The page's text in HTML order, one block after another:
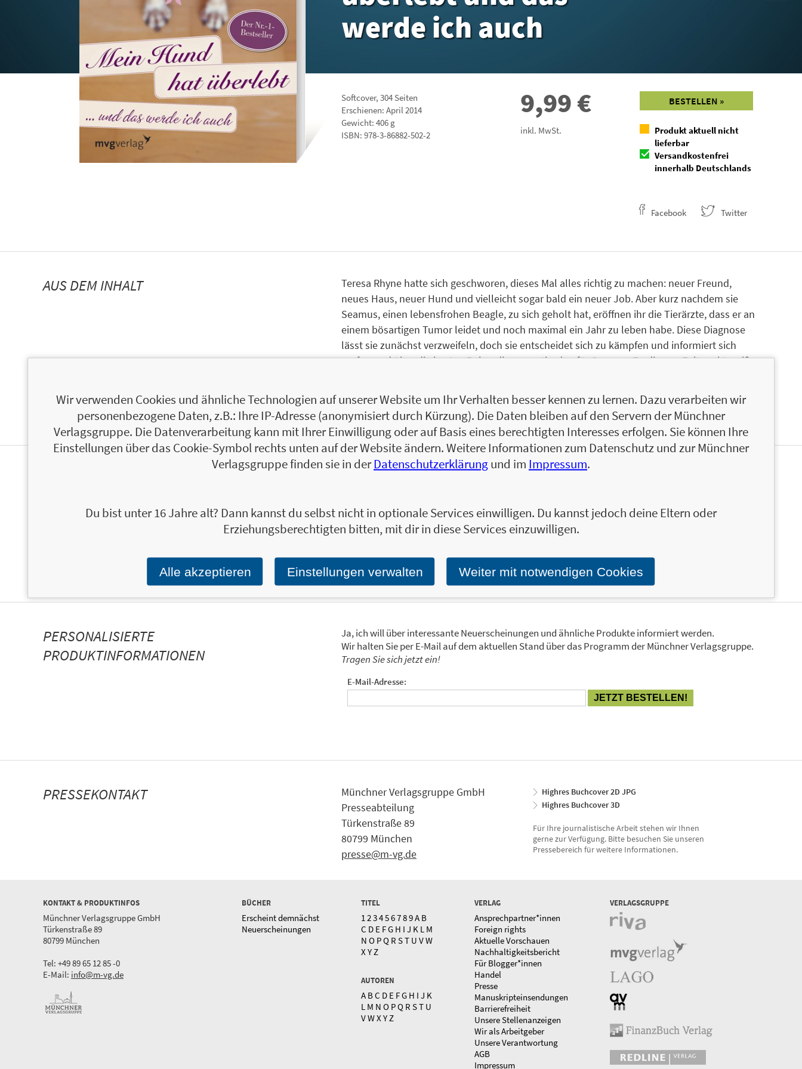
werde ich auch
Softcover, 304 Seiten
Erschienen: April 2014
Gewicht: 406 g
ISBN: 978-3-86882-502-2
9,99€
inkl. MwSt.
BESTELLEN »
Produkt aktuell nicht
lieferbar
Versandkostenfrei
innerhalb Deutschlands
Facebook Twitter
AUS DEM INHALT
Teresa Rhyne hatte sich geschworen, dieses Mal alles richtig zu machen: neuer Freund,
neues Haus, neuer Hund und vielleicht sogar bald ein neuer Job. Aber kurz nachdem sie
Seamus, einen lebensfrohen Beagle, zu sich geholt hat, eröffnen ihr die Tierärzte, dass er an
einem bösartigen Tumor leidet und noch maximal ein Jahr zu leben habe. Diese Diagnose
lässt sie zunächst verzweifeln, doch sie entscheidet sich zu kämpfen und informiert sich
umfassend über die besten Behandlungsmethoden für Seamus. Zu diesem Zeitpunkt weiß
die Diagnose Brustkrebs. Mein Hund hat überlebt und das werde ich auch ist eine
herzerwärmende Geschichte, die aufrüttelt, unterhält und Betroffenen Mut macht.
Lumpektomie, gefolgt von vier Chemotherapien und 36 Bestrahlungen. Seitdem ist sie
krebsfrei. Sie lebt mit ihrem Freund Chris in der Nähe von Los Angeles in einem Haus, das
ganz unter der Kontrolle ihres Beagles SEAMUS steht.
PERSONALISIERTE
PRODUKTINFORMATIONEN
Ja, ich will über interessante Neuerscheinungen und ähnliche Produkte informiert werden.
Wir halten Sie per E-Mail auf dem aktuellen Stand über das Programm der Münchner Verlagsgruppe.
Tragen Sie sich jetzt ein!
E-Mail-Adresse:
PRESSEKONTAKT
Münchner Verlagsgruppe GmbH
Presseabteilung
Türkenstraße 89
80799 München
presse@m-vg.de
Highres Buchcover 2D JPG
Highres Buchcover 3D
Für Ihre journalistische Arbeit stehen wir Ihnen
gerne zur Verfügung. Bitte besuchen Sie unseren
Pressebereich für weitere Informationen.
KONTAKT & PRODUKTINFOS
Münchner Verlagsgruppe GmbH
Türkenstraße 89
80799 München
Tel: +49 89 65 12 85 -0
E-Mail: info@m-vg.de
BÜCHER
Erscheint demnächst
Neuerscheinungen
TITEL
1 23456789A B
C D E FG H I J K L M
N O PQ R ST U VW
X Y Z
AUTOREN
A BC D E FG H I J K
L M N O PQ R ST U
VWX Y Z
VERLAG
Ansprechpartner*innen
Foreign rights
Aktuelle Vorschauen
Nachhaltigkeitsbericht
Für Blogger*innen
Handel
Presse
Manuskripteinsendungen
Barrierefreiheit
Unsere Stellenanzeigen
Wir als Arbeitgeber
Unsere Verantwortung
AGB
Impressum
VERLAGSGRUPPE
Wir verwenden Cookies und ähnliche Technologien auf unserer Website um Ihr Verhalten besser kennen zu lernen. Dazu verarbeiten wir
personenbezogene Daten, z.B.: Ihre IP-Adresse (anonymisiert durch Kürzung). Die Daten bleiben auf den Servern der Münchner
Verlagsgruppe. Die Datenverarbeitung kann mit Ihrer Einwilligung oder auf Basis eines berechtigten Interesses erfolgen. Sie können Ihre
Einstellungen über das Cookie-Symbol rechts unten auf der Website ändern. Weitere Informationen zum Datenschutz und zur Münchner
Verlagsgruppe finden sie in derDatenschutzerklärungund im Impressum.
Du bist unter 16 Jahre alt? Dann kannst du selbst nicht in optionale Services einwilligen. Du kannst jedoch deine Eltern oder
Erziehungsberechtigten bitten, mit dir in diese Services einzuwilligen.
Alle akzeptieren Einstellungen verwalten Weiter mit notwendigen Cookies